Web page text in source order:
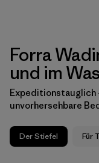
Forra
und im
Expeditionstauglich
unvorhersehbare
Der Stiefel Für